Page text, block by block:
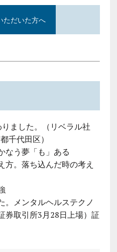
ただいた方へ
ました。（リベラル社
千代田区）
う夢「も」ある
方。落ち込んだ時の考え
。メンタルヘルステクノ
券取引所3月28日上場）証